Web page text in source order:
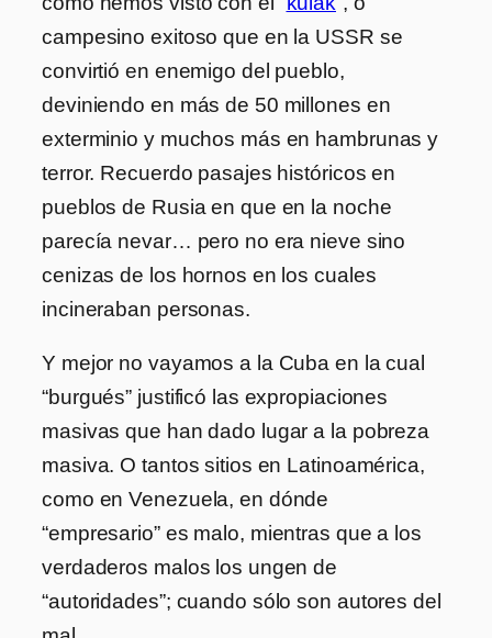
campesino exitoso que en la USSR se
convirtió en enemigo del pueblo,
deviniendo en más de 50 millones en
exterminio y muchos más en hambrunas y
terror. Recuerdo pasajes históricos en
pueblos de Rusia en que en la noche
parecía nevar… pero no era nieve sino
cenizas de los hornos en los cuales
incineraban personas.
Y mejor no vayamos a la Cuba en la cual
“burgués” justificó las expropiaciones
masivas que han dado lugar a la pobreza
masiva. O tantos sitios en Latinoamérica,
como en Venezuela, en dónde
“empresario” es malo, mientras que a los
verdaderos malos los ungen de
“autoridades”; cuando sólo son autores del